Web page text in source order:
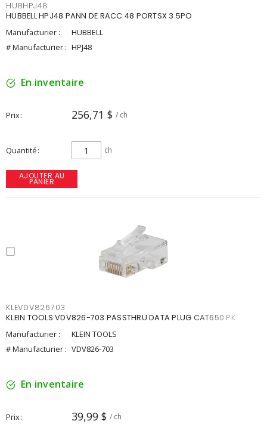
HUBHPJ48
HUBBELL HPJ48 PANN DE RACC 48 PORTSX 3.5PO
Manufacturier :
HUBBELL
# Manufacturier : HPJ48
En inventaire
Prix 256,71 $ / ch
Quantité ch
AJOUTER AU
PANIER
KLEVDV826703
KLEIN TOOLS VDV826-703 PASSTHRU DATA PLUG CAT650 PK
Manufacturier :
KLEIN TOOLS
# Manufacturier : VDV826-703
En inventaire
Prix 39,99 $ / ch